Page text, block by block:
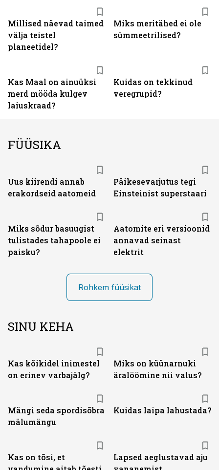
Millised näevad taimed
välja teistel
planeetidel?
Miks meritähed ei ole
sümmeetrilised?
Kas Maal on ainuüksi
merd mööda kulgev
laiuskraad?
Kuidas on tekkinud
veregrupid?
FÜÜSIKA
Uus kiirendi annab
erakordseid aatomeid
Päikesevarjutus tegi
Einsteinist superstaari
Miks sõdur basuugist
tulistades tahapoole ei
paisku?
Aatomite eri versioonid
annavad seinast
elektrit
Rohkem füüsikat
SINU KEHA
Kas kõikidel inimestel
on erinev varbajälg?
Miks on küünarnuki
äralöömine nii valus?
Mängi seda spordisõbra
mälumängu
Kuidas laipa lahustada?
Kas on tõsi, et
Lapsed aeglustavad aju